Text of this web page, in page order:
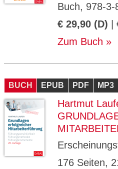
Buch, 978-
€ 29,90 (D) |
Zum Buch
BUCH EPUB PDF MP3
Hartmut
176 Seiten,